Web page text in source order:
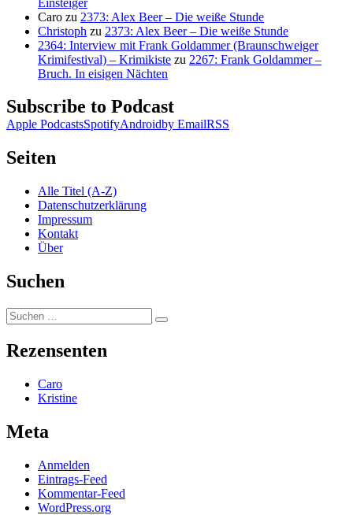
Caro zu 2373: Alex Beer – Die weiße Stunde
Christoph zu 2373: Alex Beer – Die weiße Stunde
2364: Interview mit Frank Goldammer (Braunschweiger
Krimifestival) – Krimikiste zu 2267: Frank Goldammer –
Bruch. In eisigen Nächten
Subscribe to Podcast
Apple PodcastsSpotifyAndroidby EmailRSS
Seiten
Alle Titel (A-Z)
Datenschutzerklärung
Impressum
Kontakt
Über
Suchen
Suchen
nach:
Suchen
Rezensenten
Caro
Kristine
Meta
Anmelden
Eintrags-Feed
Kommentar-Feed
WordPress.org